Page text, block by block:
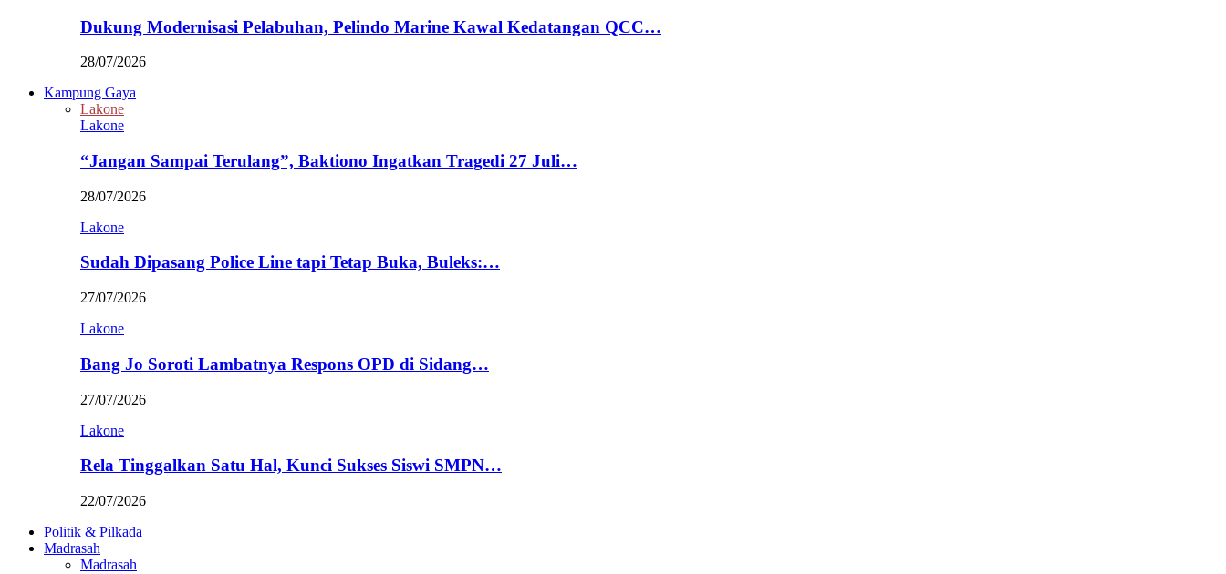
Dukung Modernisasi Pelabuhan, Pelindo Marine Kawal Kedatangan QCC…
28/07/2026
Kampung Gaya
Lakone
Lakone
“Jangan Sampai Terulang”, Baktiono Ingatkan Tragedi 27 Juli…
28/07/2026
Lakone
Sudah Dipasang Police Line tapi Tetap Buka, Buleks:…
27/07/2026
Lakone
Bang Jo Soroti Lambatnya Respons OPD di Sidang…
27/07/2026
Lakone
Rela Tinggalkan Satu Hal, Kunci Sukses Siswi SMPN…
22/07/2026
Politik & Pilkada
Madrasah
Madrasah